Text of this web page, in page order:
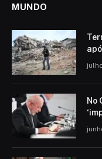
MUNDO
No